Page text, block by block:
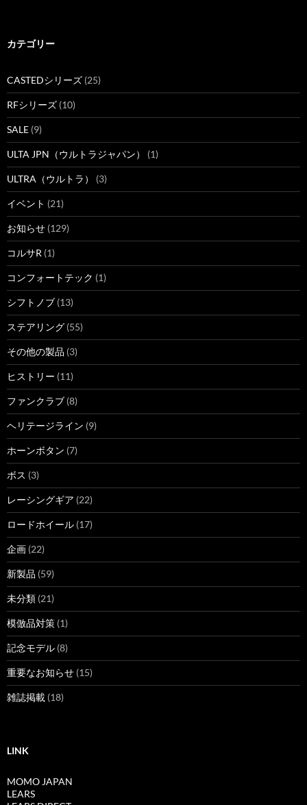
カテゴリー
CASTEDシリーズ (25)
RFシリーズ (10)
SALE (9)
ULTA JPN（ウルトラジャパン） (1)
ULTRA（ウルトラ） (3)
イベント (21)
お知らせ (129)
コルサR (1)
コンフォートテック (1)
シフトノブ (13)
ステアリング (55)
その他の製品 (3)
ヒストリー (11)
ファンクラブ (8)
ヘリテージライン (9)
ホーンボタン (7)
ボス (3)
レーシングギア (22)
ロードホイール (17)
企画 (22)
新製品 (59)
未分類 (21)
模倣品対策 (1)
記念モデル (8)
重要なお知らせ (15)
雑誌掲載 (18)
LINK
MOMO JAPAN
LEARS